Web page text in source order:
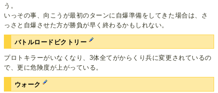
う。
いっその事、向こうが最初のターンに自爆準備をしてきた場合は、さ
っさと自爆させた方が勝負が早く終わるかもしれない。
バトルロードビクトリー
プロトキラーがいなくなり、3体全てがからくり兵に変更されているの
で、更に危険度が上がっている。
ウォーク